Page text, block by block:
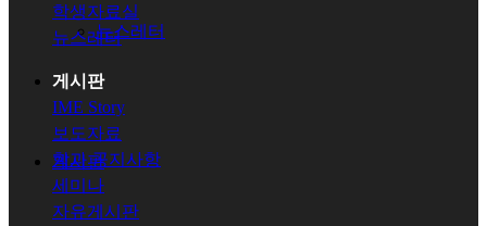
뉴스레터
게시판
학생자료실
뉴스레터
게시판
IME Story
보도자료
학과 공지사항
세미나
자유게시판